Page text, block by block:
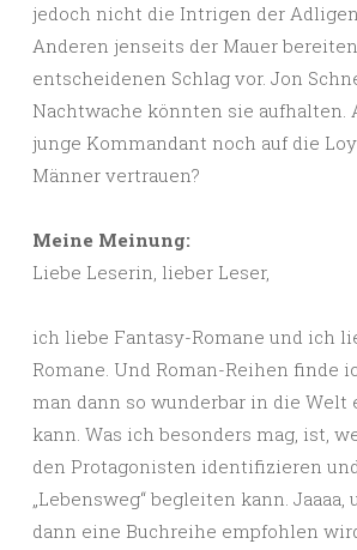
jedoch nicht die Intrigen der
Anderen jenseits der Mauer
entscheidenen Schlag vor. Jon
Nachtwache könnten sie aufhalten.
junge Kommandant noch auf die
Männer vertrauen?
Meine Meinung:
Liebe Leserin, lieber Leser,
ich liebe Fantasy-Romane und ich
Romane. Und Roman-Reihen finde
man dann so wunderbar in die Welt
kann. Was ich besonders mag, ist,
den Protagonisten identifizieren
„Lebensweg“ begleiten kann.
dann eine Buchreihe empfohlen